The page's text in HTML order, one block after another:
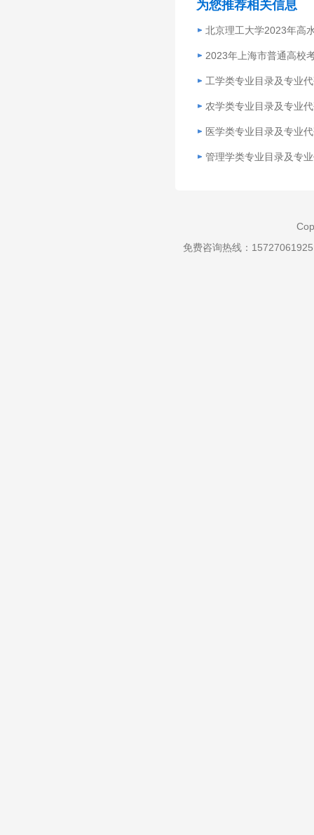
为您推荐相关信息
北京理工大学2023年高
2023年上海市普通高校
工学类专业目录及专业
农学类专业目录及专业
医学类专业目录及专业
管理学类专业目录及专
免费咨询热线：